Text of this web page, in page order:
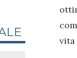
vita